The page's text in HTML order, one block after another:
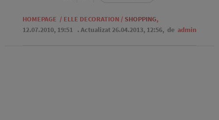
HOMEPAGE / ELLE DECORATION / SHOPPING,
12.07.2010, 19:51 . Actualizat 26.04.2013, 12:56, de admin